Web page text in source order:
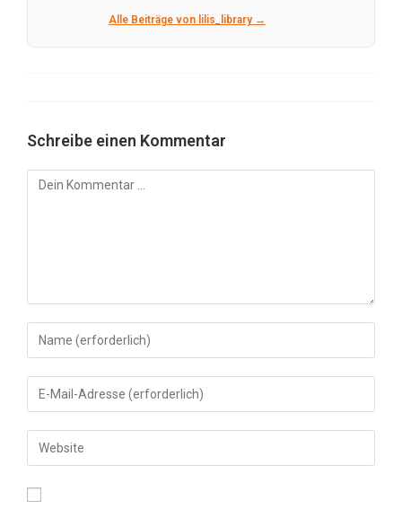
Alle Beiträge von lilis_library →
Schreibe einen Kommentar
Kommentar
Gib
deinen
Namen
oder
zum
Kommentieren
ein
Gib
deine
E-
Mail-
zum
Gib
deine
Website-